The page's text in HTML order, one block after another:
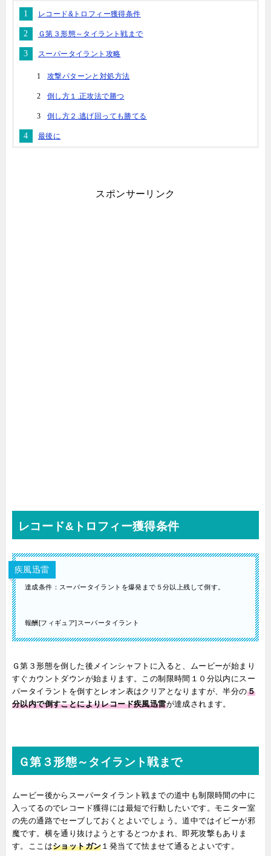
レコード&トロフィー獲得条件
Ｇ第３形態～タイラント戦まで
スーパータイラント攻略
攻撃パターンと対処方法
倒し方１.正攻法で勝つ
倒し方２.逃げ回っても勝てる
最後に
スポンサーリンク
レコード&トロフィー獲得条件
疾風迅雷
達成条件：スーパータイラントを爆発まで５分以上残して倒す。
報酬[フィギュア]スーパータイラント
Ｇ第３形態を倒した後メインシャフトに入ると、ムービーが始まり
すぐカウントダウンが始まります。この制限時間１０分以内にスー
パータイラントを倒すとレオン表はクリアとなりますが、半分の５
分以内で倒すことによりレコード疾風迅雷が達成されます。
Ｇ第３形態～タイラント戦まで
ムービー後からスーパータイラント戦までの道中も制限時間の中に
入ってるのでレコード獲得には最短で行動したいです。モニター室
の先の通路でセーブしておくとよいでしょう。道中ではイビーが邪
魔です。横を通り抜けようとするとつかまれ、即死攻撃もありま
す。ここはショットガン １発当てて怯ませて通るとよいです。